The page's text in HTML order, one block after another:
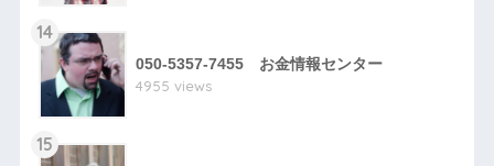
14
050-5357-7455 お金情報センター
4955 views
15